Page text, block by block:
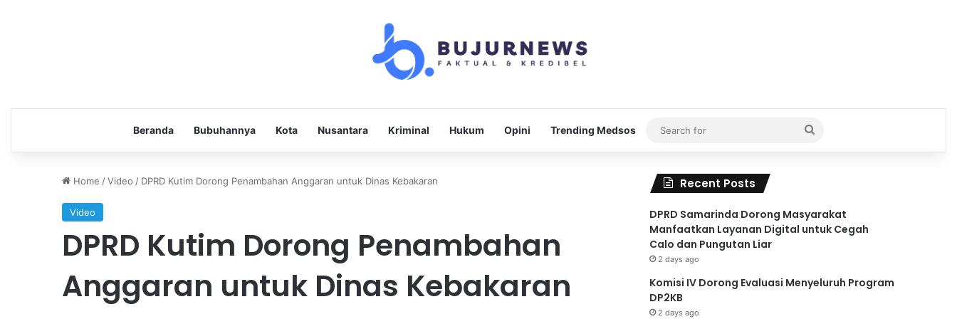
Beranda Bubuhannya Kota Nusantara Kriminal Hukum Opini Trending Medsos
Search
for
Home /Video / DPRD Kutim Dorong Penambahan Anggaran untuk Dinas Kebakaran
Video
DPRD Kutim Dorong Penambahan
Anggaran untuk Dinas Kebakaran
Recent Posts
DPRD Samarinda Dorong Masyarakat
Manfaatkan Layanan Digital untuk Cegah
Calo dan Pungutan Liar
2 days ago
Komisi IV Dorong Evaluasi Menyeluruh Program
DP2KB
2 days ago